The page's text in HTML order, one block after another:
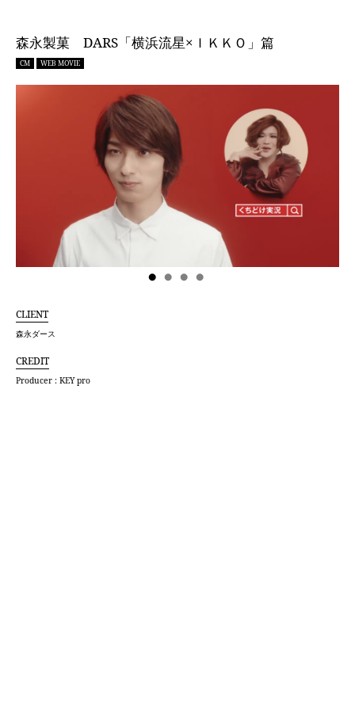
森永製菓 DARS「横浜流星×ＩＫＫＯ」篇
CM WEB MOVIE
CLIENT
森永ダース
CREDIT
Producer : KEY pro